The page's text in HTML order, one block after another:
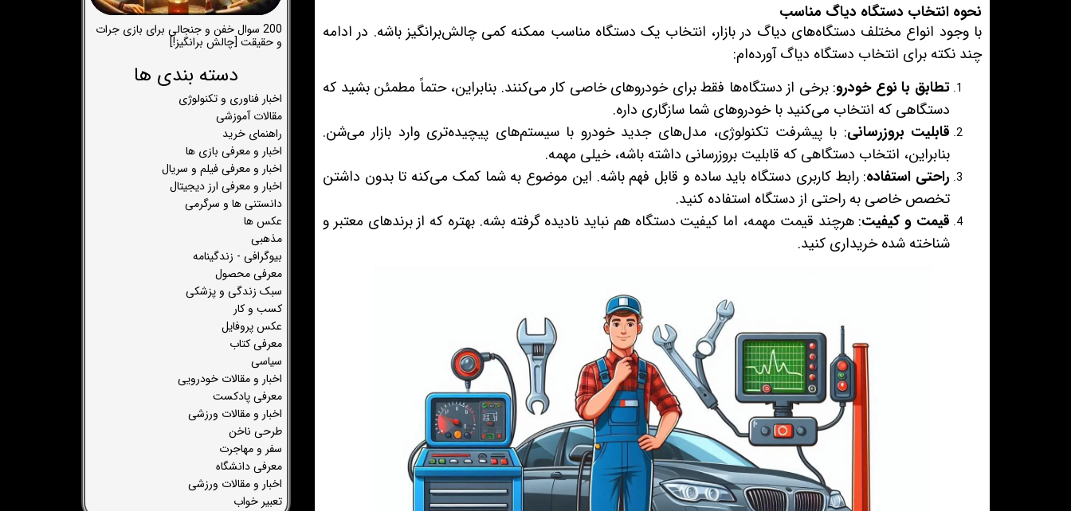
نحوه انتخاب دستگاه دیاگ مناسب
با وجود انواع مختلف دستگاه‌های دیاگ در بازار، انتخاب یک دستگاه مناسب ممکنه کمی چالش‌برانگیز باشه. در ادامه
چند نکته برای انتخاب دستگاه دیاگ آورده‌ام:
تطابق با نوع خودرو: برخی از دستگاه‌ها فقط برای خودروهای خاصی کار می‌کنند. بنابراین، حتماً مطمئن بشید که
دستگاهی که انتخاب می‌کنید با خودروهای شما سازگاری داره.
قابلیت بروزرسانی: با پیشرفت تکنولوژی، مدل‌های جدید خودرو با سیستم‌های پیچیده‌تری وارد بازار می‌شن.
بنابراین، انتخاب دستگاهی که قابلیت بروزرسانی داشته باشه، خیلی مهمه.
راحتی استفاده: رابط کاربری دستگاه باید ساده و قابل فهم باشه. این موضوع به شما کمک می‌کنه تا بدون داشتن
تخصص خاصی به راحتی از دستگاه استفاده کنید.
قیمت و کیفیت: هرچند قیمت مهمه، اما کیفیت دستگاه هم نباید نادیده گرفته بشه. بهتره که از برندهای معتبر و
شناخته شده خریداری کنید.
200 سوال خفن و جنجالی برای بازی جرات
و حقیقت [چالش برانگیز!]
دسته بندی ها
اخبار فناوری و تکنولوژی
مقالات آموزشی
راهنمای خرید
اخبار و معرفی بازی ها
اخبار و معرفی فیلم و سریال
اخبار و معرفی ارز دیجیتال
دانستنی ها و سرگرمی
عکس ها
مذهبی
بیوگرافی - زندگینامه
معرفی محصول
سبک زندگی و پزشکی
کسب و کار
عکس پروفایل
معرفی کتاب
سیاسی
اخبار و مقالات خودرویی
معرفی پادکست
اخبار و مقالات ورزشی
طرحی ناخن
سفر و مهاجرت
معرفی دانشگاه
اخبار و مقالات ورزشی
تعبیر خواب